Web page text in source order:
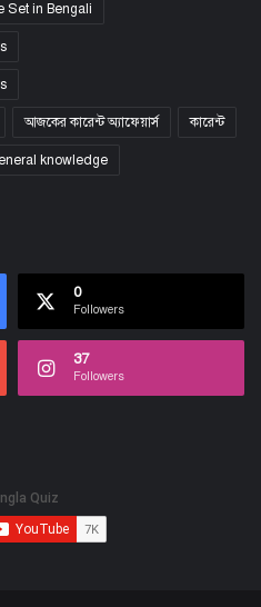
Set in Bengali
আজকের কারেন্ট অ্যাফেয়ার্স কারেন্ট
knowledge
0
Followers
37
Followers